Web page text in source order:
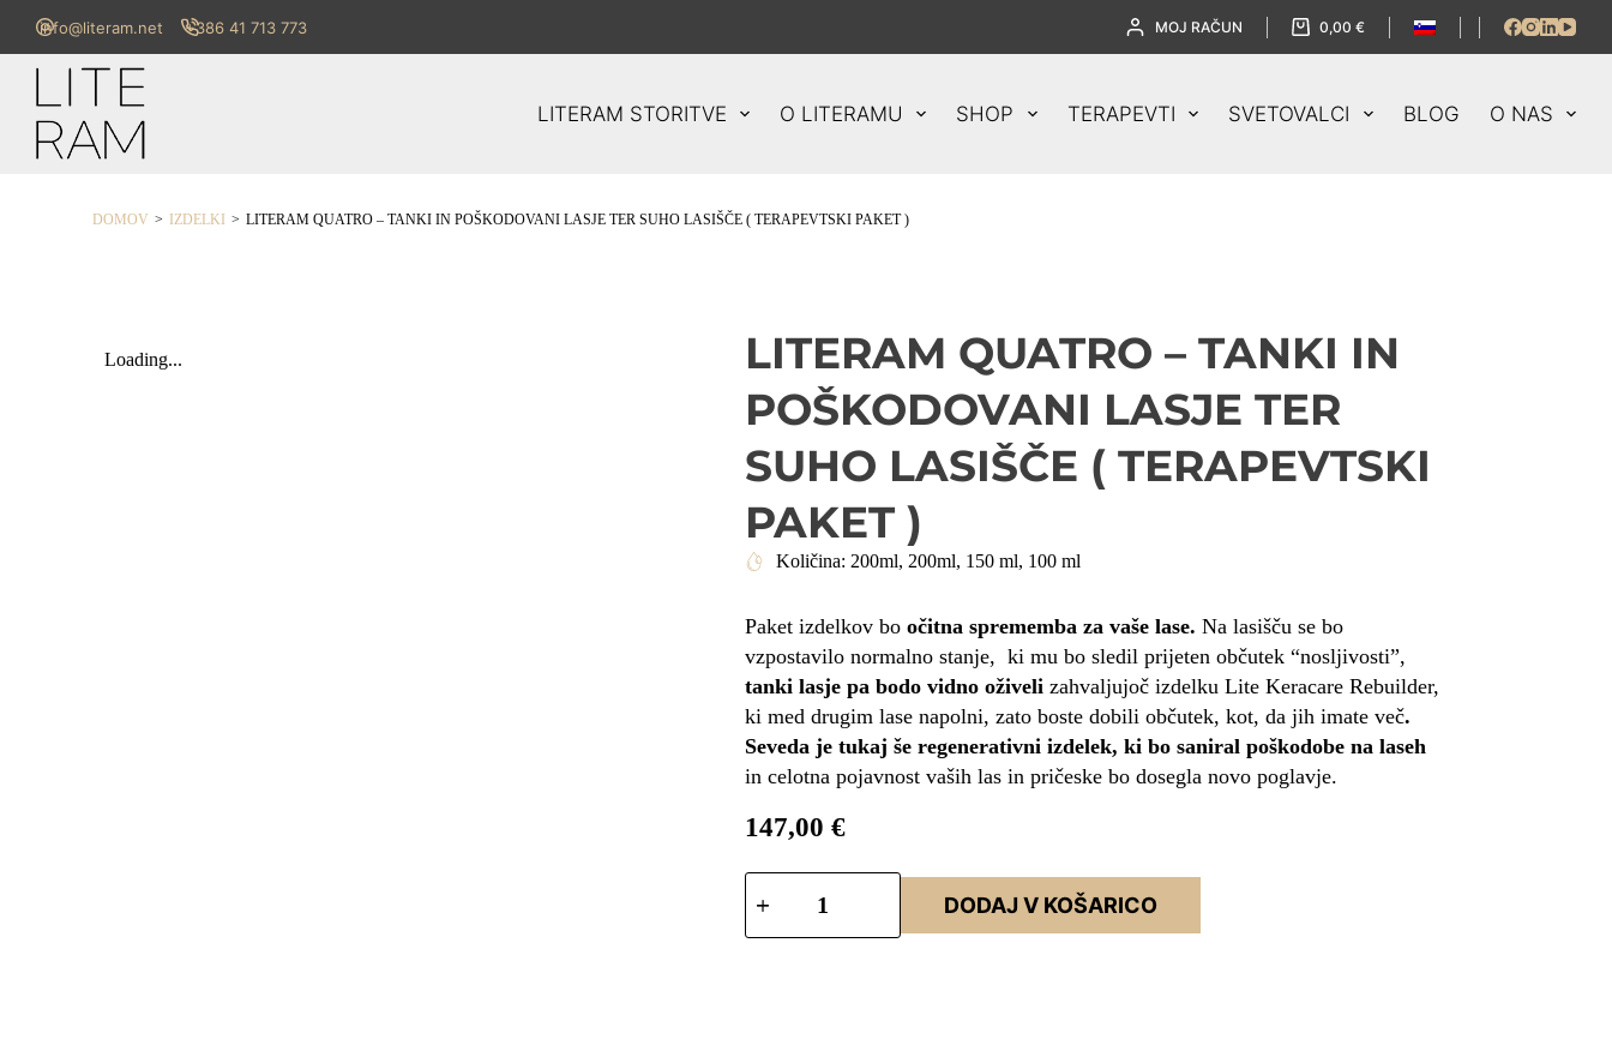
info@literam.net +386 41 713 773 MOJ RAČUN 0,00 €
LITERAM STORITVE O LITERAMU SHOP TERAPEVTI SVETOVALCI BLOG O NAS
DOMOV > IZDELKI > LITERAM QUATRO – TANKI IN POŠKODOVANI LASJE TER SUHO LASIŠČE ( TERAPEVTSKI PAKET )
Loading...
LITERAM QUATRO – TANKI IN
POŠKODOVANI LASJE TER
SUHO LASIŠČE ( TERAPEVTSKI
PAKET )
Količina: 200ml, 200ml, 150 ml, 100 ml
Paket izdelkov boočitna sprememba za vaše lase. Na lasišču se bo
vzpostavilo normalno stanje, ki mu bo sledil prijeten občutek “nosljivosti”,
tanki lasje pa bodo vidno oživeli zahvaljujoč izdelku Lite Keracare Rebuilder,
ki med drugim lase napolni, zato boste dobili občutek, kot, da jih imate več.
Seveda je tukaj še regenerativni izdelek, ki bo saniral poškodobe na laseh
in celotna pojavnost vaših las in pričeske bo dosegla novo poglavje.
147,00€
DODAJ V KOŠARICO